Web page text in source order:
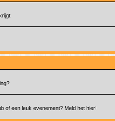
of een leuk evenement? Meld het hier!